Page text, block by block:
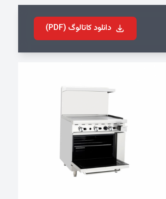
دانلود کاتالوگ (PDF)